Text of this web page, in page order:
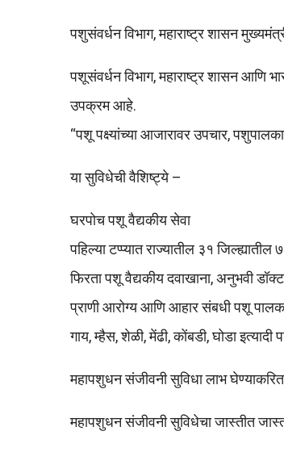
पशुसंवर्धन विभाग, महाराष्ट्र शासन
पशूसंवर्धन विभाग, महाराष्ट्र शासन
उपक्रम आहे.
“पशू पक्ष्यांच्या आजारावर उपचार,
या सुविधेची वैशिष्ट्ये –
घरपोच पशू वैद्यकीय सेवा
पहिल्या टप्प्यात राज्यातील ३१
फिरता पशू वैद्यकीय दवाखाना, अनुभवी
प्राणी आरोग्य आणि आहार संबधी पशू
गाय, म्हैस, शेळी, मेंढी, कोंबडी, घोडा
महापशुधन संजीवनी सुविधा लाभ
महापशुधन संजीवनी सुविधेचा जास्तीत